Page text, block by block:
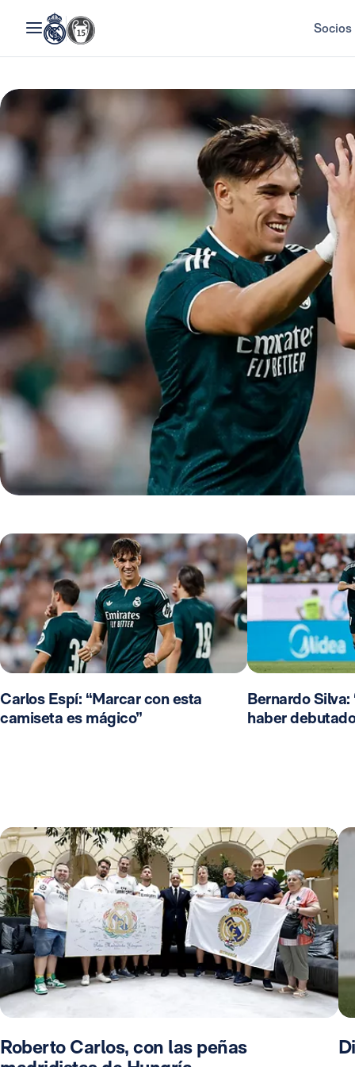
Socios
Carlos Espí: “Marcar con esta
camiseta es mágico”
Bernardo
haber
Roberto Carlos, con las peñas